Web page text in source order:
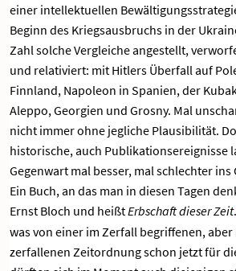
einer intellektuellen
Beginn des Kriegsausbruchs in der
Zahl solche Vergleiche angestellt,
und relativiert: mit Hitlers Überfall auf
Finnland, Napoleon in Spanien, der
Aleppo, Georgien und Grosny. Mal
nicht immer ohne jegliche Plausibilität.
historische, auch Publikationsereignisse
Gegenwart mal besser, mal schlechter
Ein Buch, an das man in diesen Tagen
Ernst Bloch und heißtErbschaft dieser Zeit.
was von einer im Zerfall begriffenen,
zerfallenen Zeitordnung schon jetzt für